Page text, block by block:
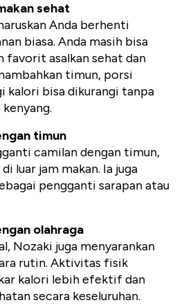
sehat
Anda berhenti
biasa. Anda masih bisa
favorit asalkan sehat dan
timun, porsi
kalori bisa dikurangi tanpa
timun
camilan dengan timun,
luar jam makan. Ia juga
pengganti sarapan atau
olahraga
Nozaki juga menyarankan
rutin. Aktivitas fisik
kalori lebih efektif dan
secara keseluruhan.